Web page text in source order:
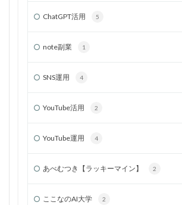
ChatGPT活用 5
note副業 1
SNS運用 4
YouTube活用 2
YouTube運用 4
あべむつき【ラッキーマイン】 2
ここなのAI大学 2